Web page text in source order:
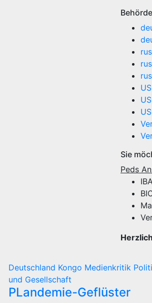
Sie
Peds
Deutschland Kongo Medienkritik
und Gesellschaft
PLandemie-Geflüster